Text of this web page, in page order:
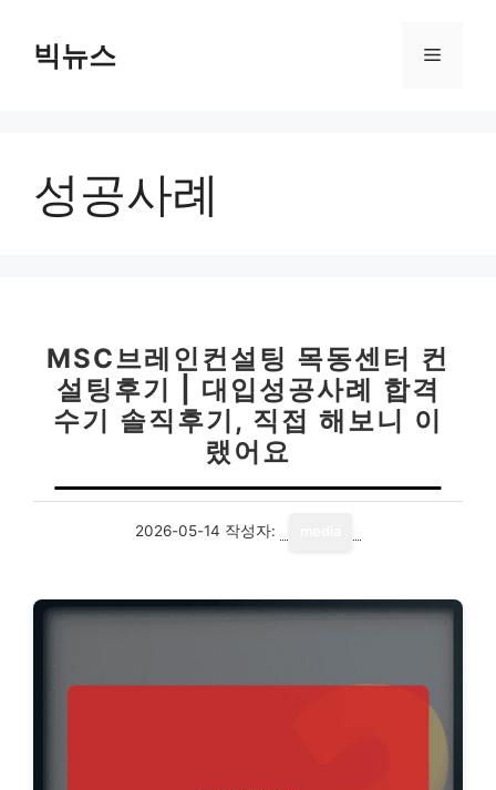
빅뉴스 메
성공사례
MSC브레인컨설팅 목동센터 컨
설팅후기 | 대입성공사례 합격
수기 솔직후기, 직접 해보니 이
랬어요
2026-05-14 작성자: